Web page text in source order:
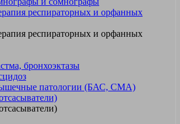
респираторных и орфанных
респираторных и орфанных
бронхоэктазы
патологии (БАС, СМА)